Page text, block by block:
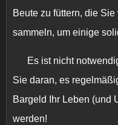
Beute zu füttern, die
sammeln, um einige
Es ist nicht
Sie daran, es
Bargeld Ihr Leben (und
werden!